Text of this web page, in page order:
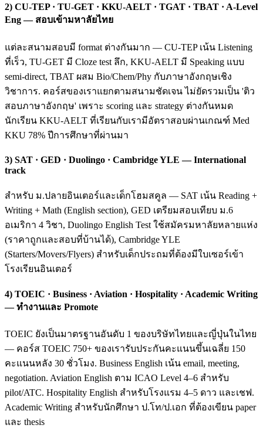
2) CU-TEP · TU-GET · KKU-AELT · TGAT · TBAT · A-Level
Eng — สอบเข้ามหาลัยไทย
แต่ละสนามสอบมี format ต่างกันมาก — CU-TEP เน้น Listening
ที่เร็ว, TU-GET มี Cloze test ลึก, KKU-AELT มี Speaking แบบ
semi-direct, TBAT ผสม Bio/Chem/Phy กับภาษาอังกฤษเชิง
วิชาการ. คอร์สของเราแยกตามสนามชัดเจน ไม่ยัดรวมเป็น 'ติว
สอบภาษาอังกฤษ' เพราะ scoring และ strategy ต่างกันหมด
นักเรียน KKU-AELT ที่เรียนกับเรามีอัตราสอบผ่านเกณฑ์ Med
KKU 78% ปีการศึกษาที่ผ่านมา
3) SAT · GED · Duolingo · Cambridge YLE — International
track
สำหรับ ม.ปลายอินเตอร์และเด็กโฮมสคูล — SAT เน้น Reading +
Writing + Math (English section), GED เตรียมสอบเทียบ ม.6
อเมริกา 4 วิชา, Duolingo English Test ใช้สมัครมหาลัยหลายแห่ง
(ราคาถูกและสอบที่บ้านได้), Cambridge YLE
(Starters/Movers/Flyers) สำหรับเด็กประถมที่ต้องมีใบเซอร์เข้า
โรงเรียนอินเตอร์
4) TOEIC · Business · Aviation · Hospitality · Academic Writing
— ทำงานและ Promote
TOEIC ยังเป็นมาตรฐานอันดับ 1 ของบริษัทไทยและญี่ปุ่นในไทย
— คอร์ส TOEIC 750+ ของเรารับประกันคะแนนขึ้นเฉลี่ย 150
คะแนนหลัง 30 ชั่วโมง. Business English เน้น email, meeting,
negotiation. Aviation English ตาม ICAO Level 4–6 สำหรับ
pilot/ATC. Hospitality English สำหรับโรงแรม 4–5 ดาว และเชฟ.
Academic Writing สำหรับนักศึกษา ป.โท/ป.เอก ที่ต้องเขียน paper
และ thesis